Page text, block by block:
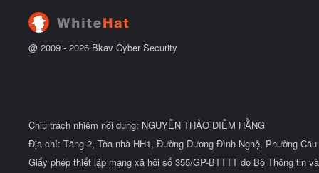
@ 2009 - 2026 Bkav Cyber Security
Chịu trách nhiệm nội dung: NGUYỄN THẢO DIỄM HẰNG
Địa chỉ: Tầng 2, Tòa nhà HH1, Đường Dương Đình Nghệ, Phường
Giấy phép thiết lập mạng xã hội số 355/GP-BTTTT do Bộ Thông tin